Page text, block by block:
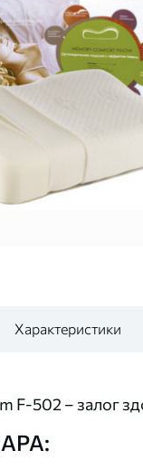
Характеристики
F-502 – залог